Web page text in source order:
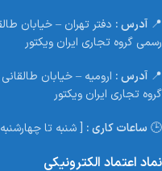
📍 آدرس :
رسمی گروه تجاری ایران ویکتور
📍 آدرس :
گروه تجاری ایران ویکتور
🕒 ساعات کاری : [ شنبه تا چهارشنبه ۹:۰۰ تا ۱۷:۰۰ / پنجشنبه ۹:۰۰ تا ۱۳:۰۰]
نماد اعتماد الکترونیکی